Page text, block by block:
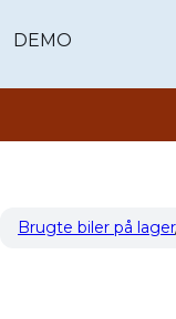
EL Active
Brugte biler på lager
DEMO